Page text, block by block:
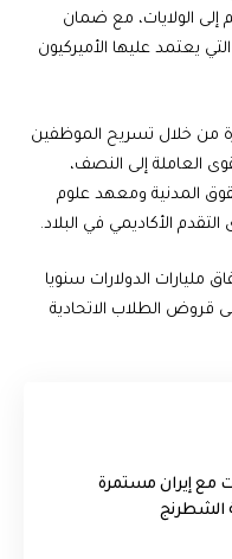
إلى الولايات، مع ضمان
يعتمد عليها الأميركيون
من خلال تسريح الموظفين
العاملة إلى النصف،
المدنية ومعهد علوم
الأكاديمي في البلاد.
مليارات الدولارات سنويا
قروض الطلاب الاتحادية
مع إيران مستمرة
الشطرنج